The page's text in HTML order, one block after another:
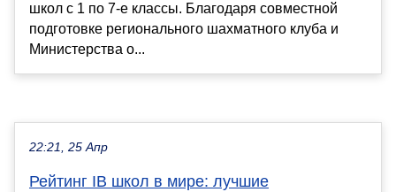
школ с 1 по 7-е классы. Благодаря совместной
подготовке регионального шахматного клуба и
Министерства о...
22:21, 25 Апр
Рейтинг IB школ в мире: лучшие